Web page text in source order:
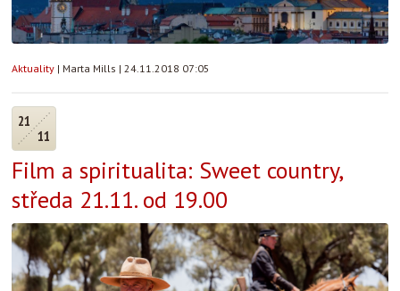
Aktuality | Marta Mills | 24.11.2018 07:05
21
11
Film a spiritualita: Sweet country,
středa 21.11. od 19.00